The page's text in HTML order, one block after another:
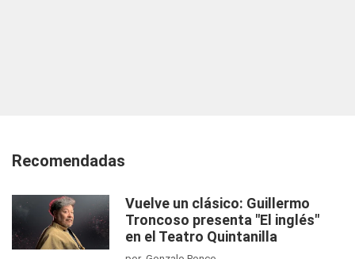
Recomendadas
Vuelve un clásico: Guillermo
Troncoso presenta "El inglés"
en el Teatro Quintanilla